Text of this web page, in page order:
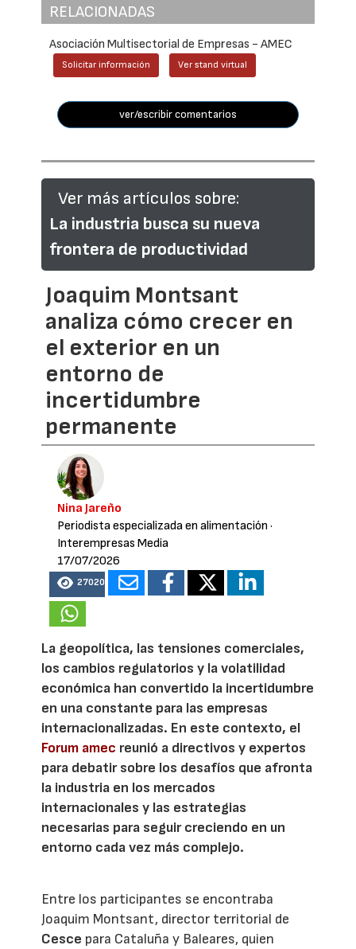
RELACIONADAS
Asociación Multisectorial de Empresas - AMEC
Solicitar información Ver stand virtual
ver/escribir comentarios
Ver más artículos sobre:
La industria busca su nueva
frontera de productividad
Joaquim Montsant
analiza cómo crecer en
el exterior en un
entorno de
incertidumbre
permanente
Nina Jareño
Periodista especializada en alimentación ·
Interempresas Media
17/07/2026
27020
La geopolítica, las tensiones comerciales,
los cambios regulatorios y la volatilidad
económica han convertido la incertidumbre
en una constante para las empresas
internacionalizadas. En este contexto, el
Forum amec reunió a directivos y expertos
para debatir sobre los desafíos que afronta
la industria en los mercados
internacionales y las estrategias
necesarias para seguir creciendo en un
entorno cada vez más complejo.
Entre los participantes se encontraba
Joaquim Montsant, director territorial de
Cesce para Cataluña y Baleares, quien